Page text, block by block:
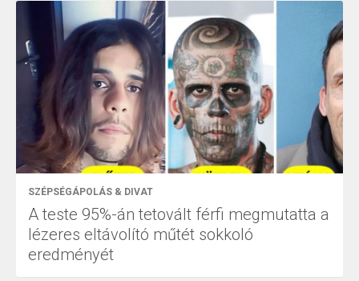
SZÉPSÉGÁPOLÁS & DIVAT
A teste 95%-án tetovált férfi megmutatta a
lézeres eltávolító műtét sokkoló
eredményét